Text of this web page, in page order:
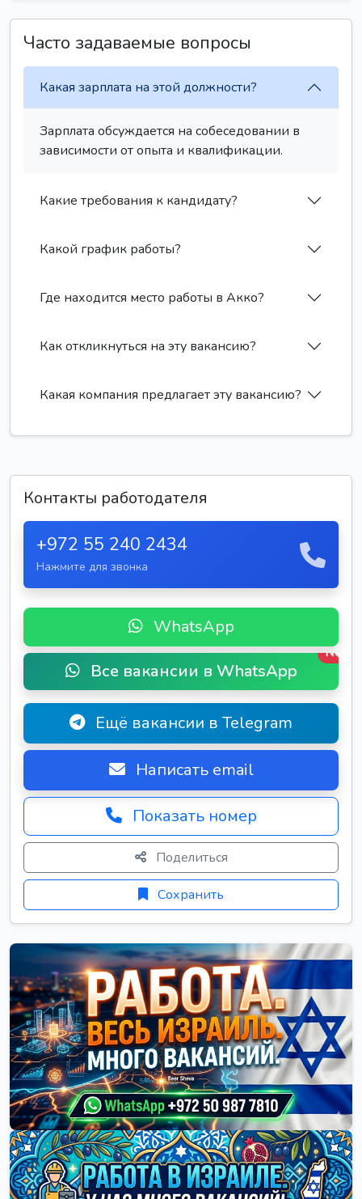
Часто задаваемые вопросы
Какая зарплата на этой должности?
Зарплата обсуждается на собеседовании в
зависимости от опыта и квалификации.
Какие требования к кандидату?
Какой график работы?
Где находится место работы в Акко?
Как откликнуться на эту вакансию?
Какая компания предлагает эту вакансию?
Контакты работодателя
+972 55 240 2434
Нажмите для звонка
WhatsApp
Все вакансии в WhatsApp
New
Ещё вакансии в Telegram
Написать email
Показать номер
Поделиться
Сохранить